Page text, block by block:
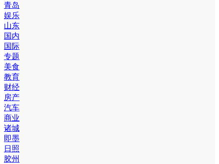
青岛
娱乐
山东
国内
国际
专题
美食
教育
财经
房产
汽车
商业
诸城
即墨
日照
胶州